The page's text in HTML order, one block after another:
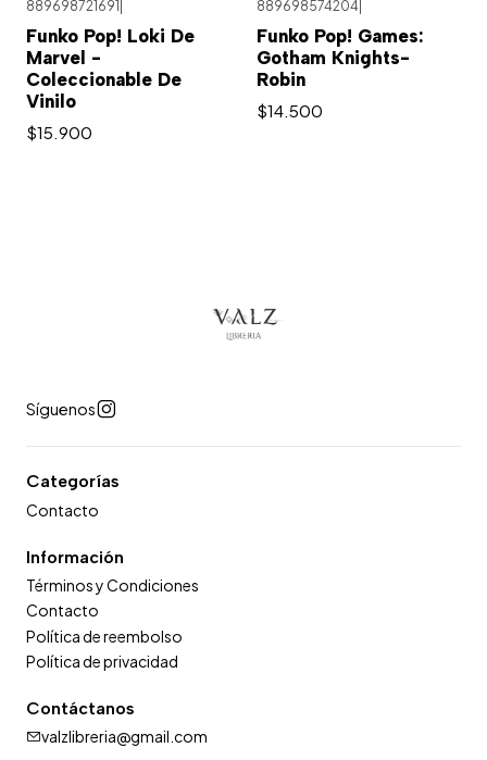
889698721691
Funko Pop! Loki De
Marvel -
Coleccionable De
Vinilo
$15.900
889698574204
Funko Pop! Games:
Gotham Knights-
Robin
$14.500
Síguenos
Categorías
Contacto
Información
Términos y Condiciones
Contacto
Política de reembolso
Política de privacidad
Contáctanos
valzlibreria@gmail.com